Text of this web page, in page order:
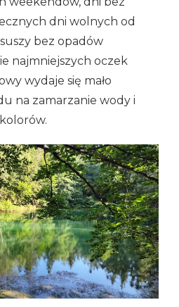
dni wolnych od
bez opadów
najmniejszych oczek
wydaje się mało
na zamarzanie wody i